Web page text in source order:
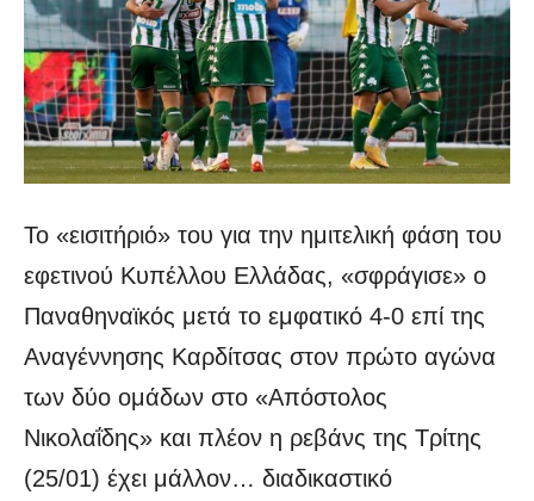
Το «εισιτήριό» του για την ημιτελική φάση του
εφετινού Κυπέλλου Ελλάδας, «σφράγισε» ο
Παναθηναϊκός μετά το εμφατικό 4-0 επί της
Αναγέννησης Καρδίτσας στον πρώτο αγώνα
των δύο ομάδων στο «Απόστολος
Νικολαΐδης» και πλέον η ρεβάνς της Τρίτης
(25/01) έχει μάλλον… διαδικαστικό